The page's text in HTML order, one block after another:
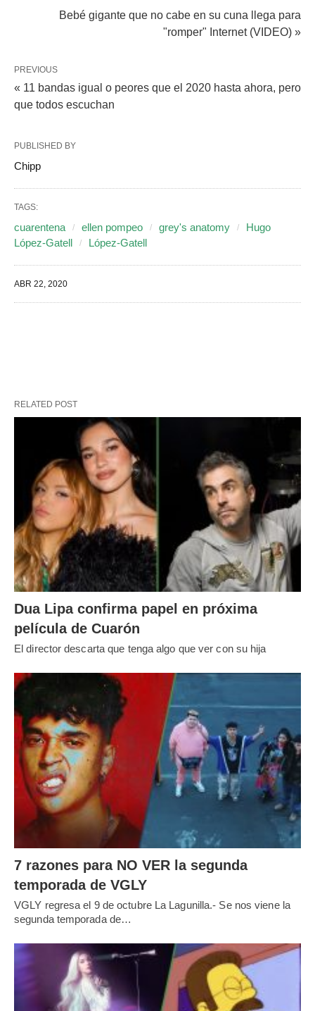
Bebé gigante que no cabe en su cuna llega para
"romper" Internet (VIDEO) »
PREVIOUS
« 11 bandas igual o peores que el 2020 hasta ahora, pero
que todos escuchan
PUBLISHED BY
Chipp
TAGS:
cuarentena ellen pompeo grey's anatomy
Hugo
López-Gatell
López-Gatell
ABR 22, 2020
RELATED POST
Dua Lipa confirma papel en próxima
película de Cuarón
El director descarta que tenga algo que ver con su hija
7 razones para NO VER la segunda
temporada de VGLY
VGLY regresa el 9 de octubre La Lagunilla.- Se nos viene la
segunda temporada de…